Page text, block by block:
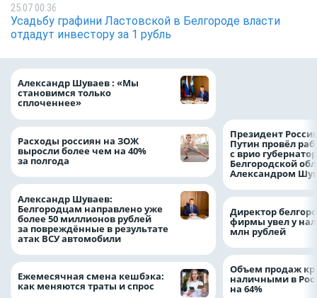
25.07 00:36
Усадьбу графини Ластовской в Белгороде власти
отдадут инвестору за 1 рубль
Александр Шуваев : «Мы
становимся только
сплоченнее»
Расходы россиян на ЗОЖ
выросли более чем на 40%
за полгода
Александр Шуваев:
Белгородцам направлено уже
более 50 миллионов рублей
за повреждённые в результате
атак ВСУ автомобили
Ежемесячная смена кешбэка:
как меняются траты и спрос
Президент
Путин провёл
с врио
Белгородской
Александром
Директор
фирмы увел у
млн рублей
Объем продаж
наличными в
на 64%